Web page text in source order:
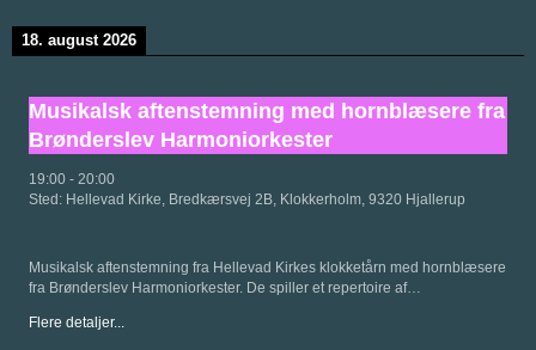
18. august 2026
Musikalsk aftenstemning med hornblæsere fra
Brønderslev Harmoniorkester
19:00 - 20:00
Sted: Hellevad Kirke, Bredkærsvej 2B, Klokkerholm, 9320 Hjallerup
Musikalsk aftenstemning fra Hellevad Kirkes klokketårn med hornblæsere
fra Brønderslev Harmoniorkester. De spiller et repertoire af…
Flere detaljer...